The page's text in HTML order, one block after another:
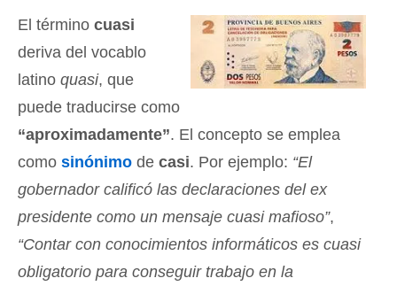
El término cuasi
deriva del vocablo
latino quasi, que
puede traducirse como
“aproximadamente”. El concepto se emplea
como sinónimo de casi. Por ejemplo: “El
gobernador calificó las declaraciones del ex
presidente como un mensaje cuasi mafioso”,
“Contar con conocimientos informáticos es cuasi
obligatorio para conseguir trabajo en la